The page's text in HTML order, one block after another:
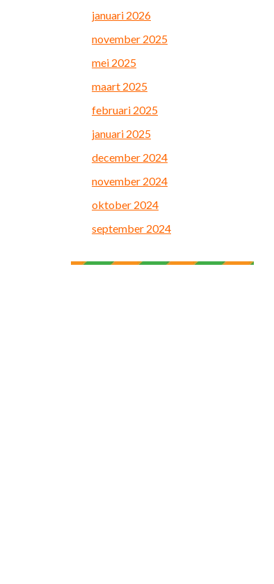
januari 2026
november 2025
mei 2025
maart 2025
februari 2025
januari 2025
december 2024
november 2024
oktober 2024
september 2024